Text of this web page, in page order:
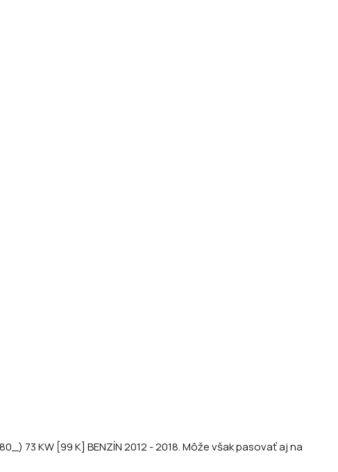
73 KW [99 K] BENZÍN 2012 - 2018. Môže však pasovať aj na